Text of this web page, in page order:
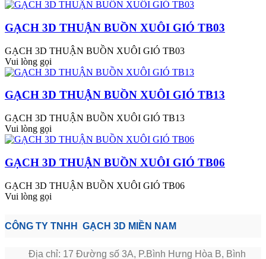
GẠCH 3D THUẬN BUỒN XUÔI GIÓ TB03
GẠCH 3D THUẬN BUỒN XUÔI GIÓ TB03
Vui lòng gọi
GẠCH 3D THUẬN BUỒN XUÔI GIÓ TB13
GẠCH 3D THUẬN BUỒN XUÔI GIÓ TB13
Vui lòng gọi
GẠCH 3D THUẬN BUỒN XUÔI GIÓ TB06
GẠCH 3D THUẬN BUỒN XUÔI GIÓ TB06
Vui lòng gọi
CÔNG TY TNHH GẠCH 3D MIỀN NAM
Địa chỉ: 17 Đường số 3A, P.Bình Hưng Hòa B, Bình